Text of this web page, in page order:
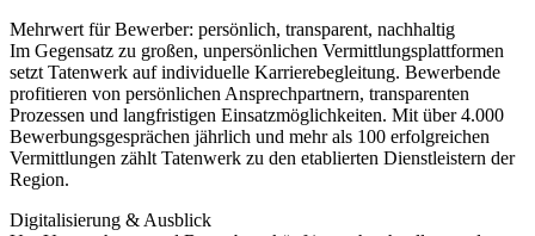
Mehrwert für Bewerber: persönlich, transparent, nachhaltig
Im Gegensatz zu großen, unpersönlichen Vermittlungsplattformen
setzt Tatenwerk auf individuelle Karrierebegleitung. Bewerbende
profitieren von persönlichen Ansprechpartnern, transparenten
Prozessen und langfristigen Einsatzmöglichkeiten. Mit über 4.000
Bewerbungsgesprächen jährlich und mehr als 100 erfolgreichen
Vermittlungen zählt Tatenwerk zu den etablierten Dienstleistern der
Region.
Digitalisierung & Ausblick